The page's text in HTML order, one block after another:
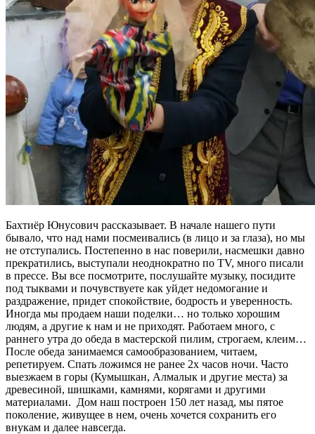
Бахтиёр Юнусович рассказывает. В начале нашего пути
бывало, что над нами посмеивались (в лицо и за глаза), но мы
не отступались. Постепенно в нас поверили, насмешки давно
прекратились, выступали неоднократно по TV, много писали
в прессе. Вы все посмотрите, послушайте музыку, посидите
под тыквами и почувствуете как уйдет недомогание и
раздражение, придет спокойствие, бодрость и уверенность.
Иногда мы продаем наши поделки… но только хорошим
людям, а другие к нам и не приходят. Работаем много, с
раннего утра до обеда в мастерской пилим, строгаем, клеим…
После обеда занимаемся самообразованием, читаем,
репетируем. Спать ложимся не ранее 2х часов ночи. Часто
выезжаем в горы (Кумышкан, Алмалык и другие места) за
древесиной, шишками, камнями, корягами и другими
материалами. Дом наш построен 150 лет назад, мы пятое
поколение, живущее в нем, очень хочется сохранить его
внукам и далее навсегда.